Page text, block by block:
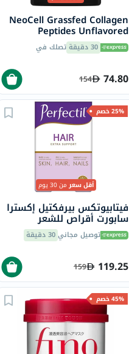
NeoCell Grassfed Collagen
Peptides Unflavored
Powder 200g
30 دقيقة تصلك في
74.80
154
25% خصم
أقل سعرمن 30 يوم
فيتابيوتكس بيرفكتيل إكسترا
سابورت أقراص للشعر
والبشرة والأظافر حزمة من
60 توصيل مجاني30 دقيقة
119.25
159
45% خصم